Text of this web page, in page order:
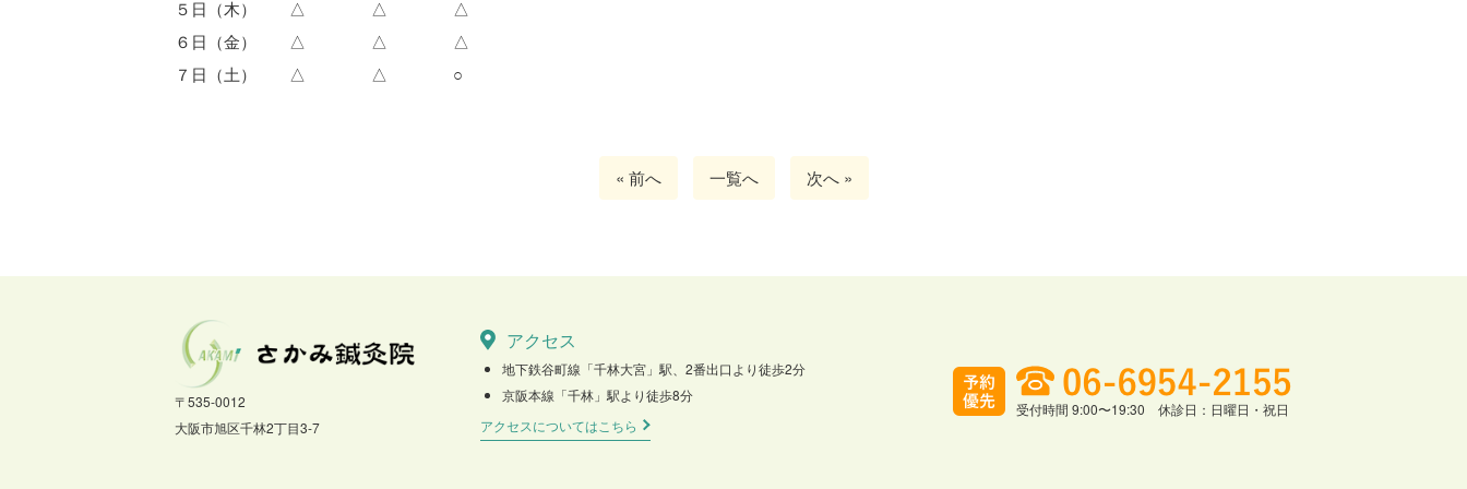
５日（木） △ △ △
６日（金） △ △ △
７日（土） △ △ ○
« 前へ 一覧へ 次へ »
受付時間 9:00〜19:30 休診日：日曜日・祝日
〒535-0012
大阪市旭区千林2丁目3-7
アクセス
地下鉄谷町線「千林大宮」駅、2番出口より徒歩2分
京阪本線「千林」駅より徒歩8分
アクセスについてはこちら